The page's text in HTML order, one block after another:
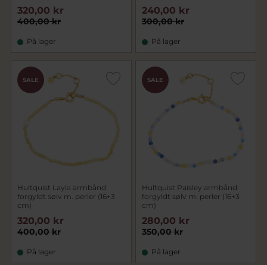
400,00 kr
320,00 kr
På lager
300,00 kr
240,00 kr
På lager
SALE
Hultquist Layla armbånd
forgyldt sølv m. perler (16+3
cm)
400,00 kr
320,00 kr
På lager
SALE
Hultquist Paisley armbånd
forgyldt sølv m. perler (16+3
cm)
350,00 kr
280,00 kr
På lager